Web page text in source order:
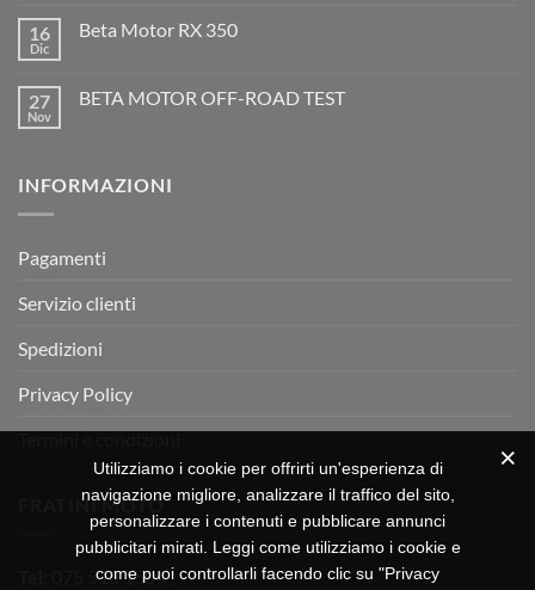
2026:
è
arrivata
su
Motocross
è
16
Dic
Beta Motor RX 350
Beta
27
Nov
BETA MOTOR OFF-ROAD TEST
MOTOR
INFORMAZIONI
Pagamenti
Servizio clienti
Spedizioni
Privacy Policy
Termini e condizioni
FRATINI MOTO
075 518 1504
Utilizziamo i cookie per offrirti un'esperienza di
navigazione migliore, analizzare il traffico del sito,
personalizzare i contenuti e pubblicare annunci
pubblicitari mirati. Leggi come utilizziamo i cookie e
come puoi controllarli facendo clic su "Privacy